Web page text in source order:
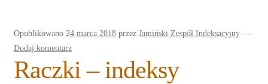
Plan na lata 2020-2021
O nas
Opublikowano 24 marca 2018 przez Jamiński Zespół Indeksacyjny —
Dodaj komentarz
Raczki – indeksy